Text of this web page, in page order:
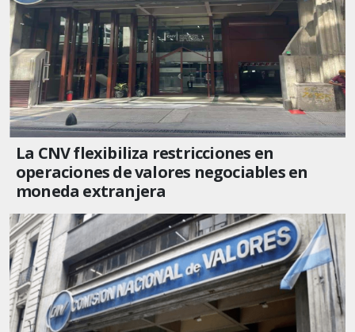
La CNV flexibiliza restricciones en
operaciones de valores negociables en
moneda extranjera